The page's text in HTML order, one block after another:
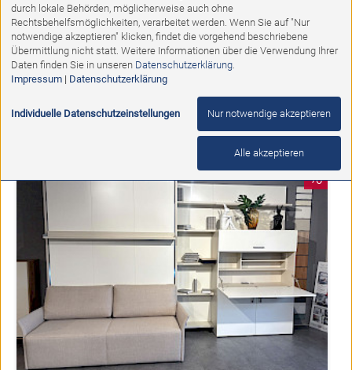
Ausstellungsstück
Appartementmöbel Achat ECKSCHRANKKOMBI
Abholpreis:
%
durch lokale Behörden, möglicherweise auch ohne
Rechtsbehelfsmöglichkeiten, verarbeitet werden. Wenn Sie auf "Nur
notwendige akzeptieren" klicken, findet die vorgehend beschriebene
Übermittlung nicht statt. Weitere Informationen über die Verwendung Ihrer
Daten finden Sie in unseren Datenschutzerklärung.
Impressum| Datenschutzerklärung
Individuelle Datenschutzeinstellungen Nur notwendige akzeptieren
Alle akzeptieren